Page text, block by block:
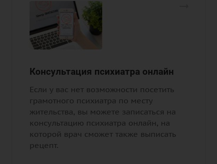
Консультация психиатра онлайн
Если у вас нет возможности посетить
грамотного психиатра по месту
жительства, вы можете записаться на
консультацию психиатра онлайн, на
которой врач сможет также выписать
рецепт.